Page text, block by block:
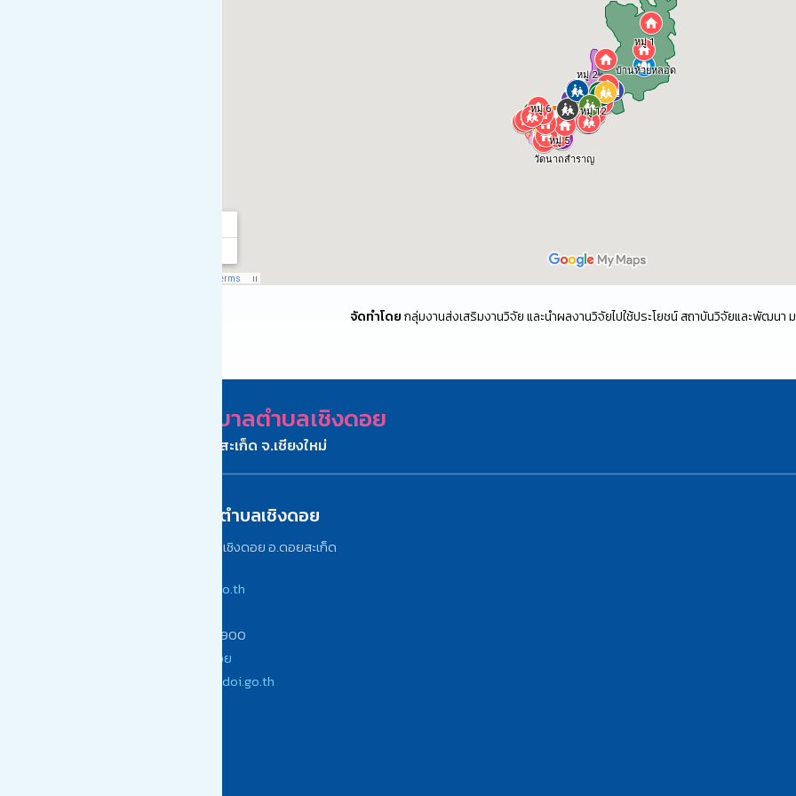
จัดทำโดยกลุ่มงานส่งเสริมงานวิจัย และนำผลงานวิจัยไปใช้ประโยชน์ สถาบันวิจัยและพัฒนา
เทศบาลตำบลเชิงดอย
อ.ดอยสะเก็ด จ.เชียงใหม่
ติดต่อเทศบาลตำบลเชิงดอย
เลขที่ 242/1 หมู่ 12 ต.เชิงดอย อ.ดอยสะเก็ด
www.choengdoi.go.th
โทรสาร (053) 104900
เทศบาลตำบลเชิงดอย
saraban@choengdoi.go.th